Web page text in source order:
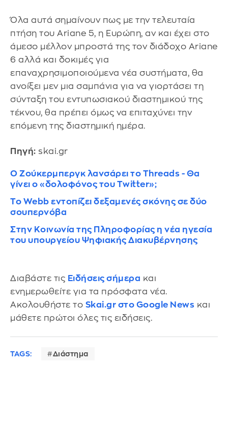
Όλα αυτά σημαίνουν πως με την τελευταία
πτήση του Ariane 5, η Ευρώπη, αν και έχει στο
άμεσο μέλλον μπροστά της τον διάδοχο Ariane
6 αλλά και δοκιμές για
επαναχρησιμοποιούμενα νέα συστήματα, θα
ανοίξει μεν μια σαμπάνια για να γιορτάσει τη
σύνταξη του εντυπωσιακού διαστημικού της
τέκνου, θα πρέπει όμως να επιταχύνει την
επόμενη της διαστημική ημέρα.
Πηγή: skai.gr
Ο Ζούκερμπεργκ λανσάρει το Threads - Θα
γίνει ο «δολοφόνος του Twitter»;
Το Webb εντοπίζει δεξαμενές σκόνης σε δύο
σουπερνόβα
Στην Κοινωνία της Πληροφορίας η νέα ηγεσία
του υπουργείου Ψηφιακής Διακυβέρνησης
Διαβάστε τις Ειδήσεις σήμερα και
ενημερωθείτε για τα πρόσφατα νέα.
Ακολουθήστε το Skai.gr στο Google News και
μάθετε πρώτοι όλες τις ειδήσεις.
TAGS: Διάστημα